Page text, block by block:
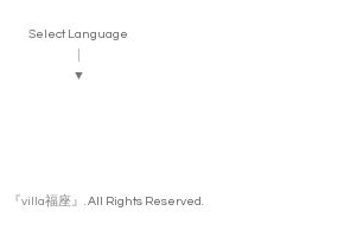
Select Language
▼
『villa福座』 . All Rights Reserved.